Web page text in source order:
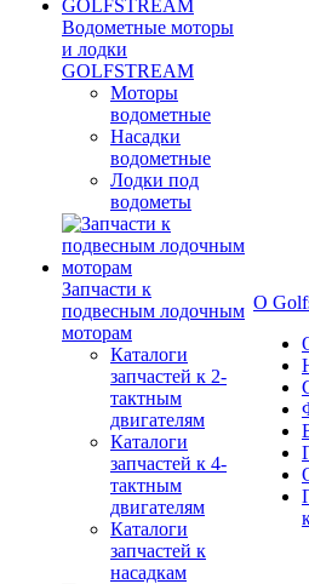
Водометные моторы
и лодки
GOLFSTREAM
Моторы
водометные
Насадки
водометные
Лодки под
водометы
Запчасти к
подвесным лодочным
моторам
Каталоги
запчастей к 2-
тактным
двигателям
Каталоги
запчастей к 4-
тактным
двигателям
Каталоги
запчастей к
насадкам
О